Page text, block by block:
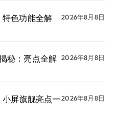
色功能全解
2026年8月8日
秘：亮点全解 2026年8月8日
屏旗舰亮点一2026年8月8日